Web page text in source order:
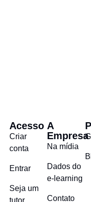
Acesso
Criar
conta
Entrar
Seja um
A
Empresa
Na mídia
Dados do
e-learning
Contato